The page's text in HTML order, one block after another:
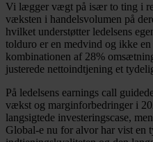
Vi lægger vægt på især to ting i
væksten i handelsvolumen på
hvilket understøtter ledelsens
tolduro er en medvind og ikke
kombinationen af 28%
justerede nettoindtjening et
På ledelsens earnings call
vækst og marginforbedringer i
langsigtede investeringscase,
Global-e nu for alvor har vist en